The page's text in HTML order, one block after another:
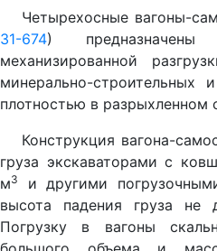
Четырехосные вагоны-
31-674)
механизированной
минерально-строительных
плотностью в разрыхленном
Конструкция вагона-
груза экскаваторами с
м3
и другими
высота падения груза
Погрузку в вагоны